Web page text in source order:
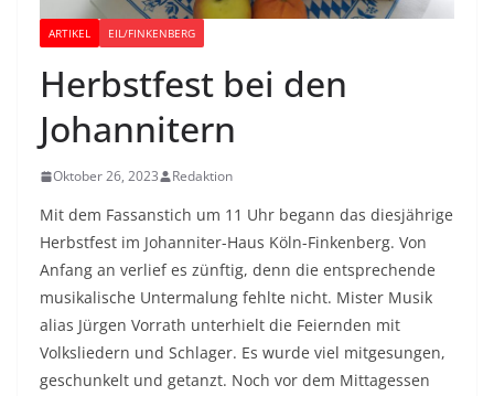
ARTIKEL EIL/FINKENBERG
Herbstfest bei den
Johannitern
Oktober 26, 2023 Redaktion
Mit dem Fassanstich um 11 Uhr begann das diesjährige
Herbstfest im Johanniter-Haus Köln-Finkenberg. Von
Anfang an verlief es zünftig, denn die entsprechende
musikalische Untermalung fehlte nicht. Mister Musik
alias Jürgen Vorrath unterhielt die Feiernden mit
Volksliedern und Schlager. Es wurde viel mitgesungen,
geschunkelt und getanzt. Noch vor dem Mittagessen